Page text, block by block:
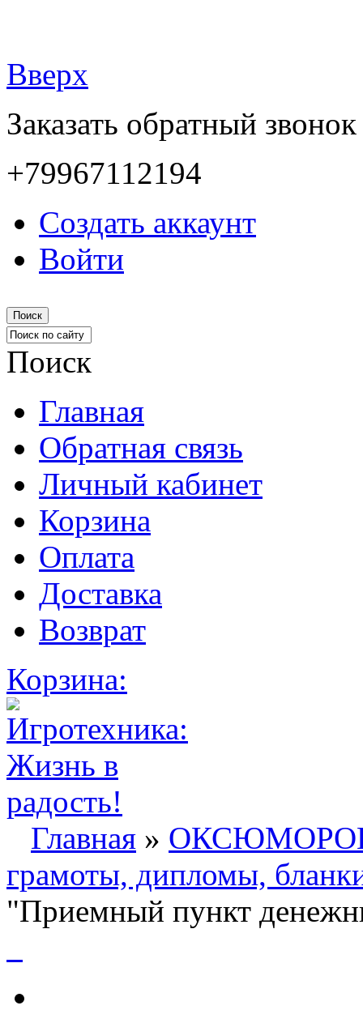
Вверх
Заказать обратный звонок
+79967112194
Создать аккаунт
Войти
Поиск
Поиск
Главная
Обратная связь
Личный кабинет
Корзина
Оплата
Доставка
Возврат
Корзина:
Главная »
грамоты, дипломы,
"Приемный пункт